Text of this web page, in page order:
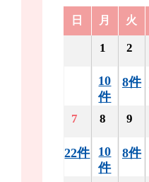
日 月 火
1
10
件
2
8件
7
22件
8
10
件
9
8件